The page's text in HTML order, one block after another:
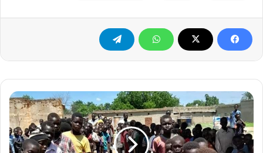
تفاقم
أوضاع
النازحين
في
معسكرات